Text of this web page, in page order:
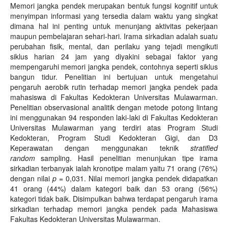
Memori jangka pendek merupakan bentuk fungsi kognitif untuk
menyimpan informasi yang tersedia dalam waktu yang singkat
dimana hal ini penting untuk menunjang aktivitas pekerjaan
maupun pembelajaran sehari-hari. Irama sirkadian adalah suatu
perubahan fisik, mental, dan perilaku yang tejadi mengikuti
siklus harian 24 jam yang diyakini sebagai faktor yang
mempengaruhi memori jangka pendek, contohnya seperti siklus
bangun tidur. Penelitian ini bertujuan untuk mengetahui
pengaruh aerobik rutin terhadap memori jangka pendek pada
mahasiswa di Fakultas Kedokteran Universitas Mulawarman.
Penelitian observasional analitik dengan metode potong lintang
ini menggunakan 94 responden laki-laki di Fakultas Kedokteran
Universitas Mulawarman yang terdiri atas Program Studi
Kedokteran, Program Studi Kedokteran Gigi, dan D3
Keperawatan dengan menggunakan teknikstratified
randomsampling. Hasil penelitian menunjukan tipe irama
sirkadian terbanyak ialah kronotipe malam yaitu 71 orang (76%)
dengan nilai p= 0,031. Nilai memori jangka pendek didapatkan
41 orang (44%) dalam kategori baik dan 53 orang (56%)
kategori tidak baik. Disimpulkan bahwa terdapat pengaruh irama
sirkadian terhadap memori jangka pendek pada Mahasiswa
Fakultas Kedokteran Universitas Mulawarman.